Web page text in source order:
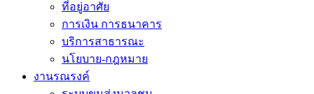
ที่อยู่อาศัย
การเงิน การธนาคาร
บริการสาธารณะ
นโยบาย-กฎหมาย
งานรณรงค์